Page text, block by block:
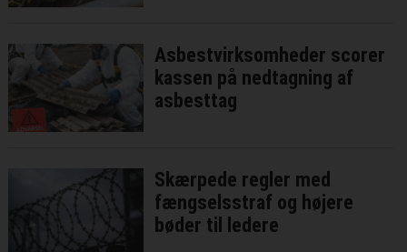
Asbestvirksomheder scorer
kassen på nedtagning af
asbesttag
Skærpede regler med
fængselsstraf og højere
bøder til ledere